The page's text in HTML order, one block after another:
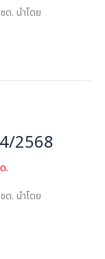
ด. นำโดย
2568
.
ด. นำโดย